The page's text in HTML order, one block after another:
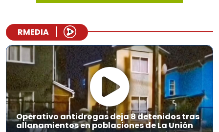
RMEDIA
Operativo antidrogas deja 8 detenidos tras
allanamientos en poblaciones de La Unión